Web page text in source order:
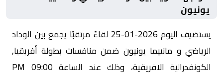
يونيون
يستضيف اليوم 2026-01-25 لقاءً مرتقبًا يجمع بين الوداد
الرياضي و مانييما يونيون ضمن منافسات بطولة أفريقيا,
الكونفدرالية الافريقية، وذلك عند الساعة 09:00 PM